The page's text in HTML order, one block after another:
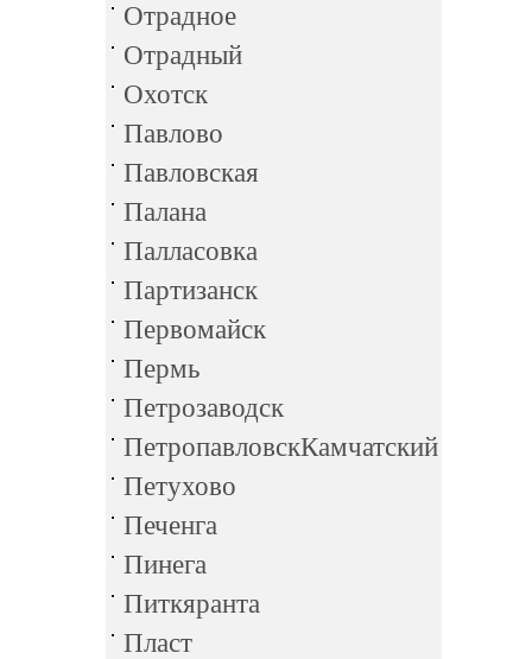
Отрадное
Отрадный
Охотск
Павлово
Павловская
Палана
Палласовка
Партизанск
Первомайск
Пермь
Петрозаводск
ПетропавловскКамчатский
Петухово
Печенга
Пинега
Питкяранта
Пласт